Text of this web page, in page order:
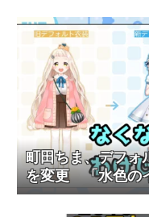
町田ちま、デフォ
を変更 「水色の